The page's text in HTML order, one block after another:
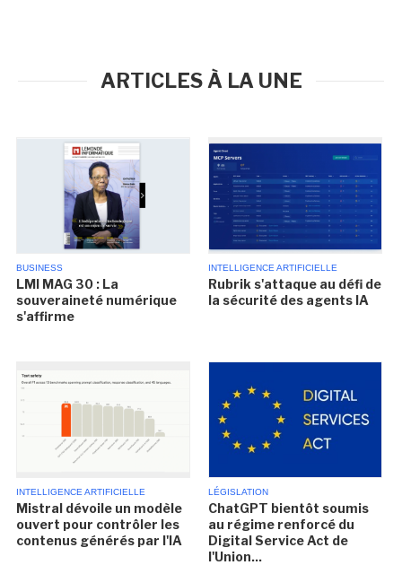
ARTICLES À LA UNE
BUSINESS
LMI MAG 30 : La
souveraineté numérique
s'affirme
INTELLIGENCE ARTIFICIELLE
Rubrik s'attaque au défi de
la sécurité des agents IA
INTELLIGENCE ARTIFICIELLE
Mistral dévoile un modèle
ouvert pour contrôler les
contenus générés par l'IA
LÉGISLATION
ChatGPT bientôt soumis
au régime renforcé du
Digital Service Act de
l'Union...